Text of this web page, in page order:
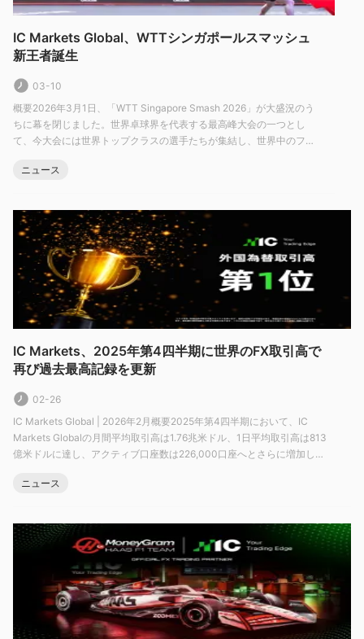
方でRaw プロ口座必要とする最低入金額 $5,000手数料が1ロ
ットあたり1.5ドル 。 Raw Pro+ アカウント , 高出来高トレーダー
向けに設計された、
しおよび料金
デモアカウント
IC Markets グローバルは無料の高度なデモ口座初心者トレー
ダーが練習できる期間で、
リアルプライシングへのアクセス
スプレッドは0.0ピップスから
高速注文実行
MT4、MT5、cTraderプラットフォームで利用可能
ただし、デモ口座は実際の市場を模倣することを目的としていま
すが、シミュレーション環境で機能します。これは、リアルタイ
ムの市場流動性に依存しない、価格遅延が発生する、ライブ口座
では取引できない特定の製品にアクセスできるなど、実際の口座
と比較して大きな違いがあることを意味します。
デモ口座の開設は簡単です:
ステップ 1
る「」ボタン。
ステップ2:
個人情報を入力してください。居住国、名前、メー
ステップ 3:
TradingView
次に、口座通貨と仮想資金を選択してください、
200ドルから5,000,000ドルまで、あなたの希望するレバ
レッジレベル。
ステップ 4: デモ口座にログインして、トレードを開始してくだ
さい。
IC Markets Global、WTTシンガポールスマッシュ
新王者誕生
03-10
概要2026年3月1日、「WTT Singapore Smash 2026」が大盛況のう
ちに幕を閉じました。世界卓球界を代表する最高峰大会の一つとし
て、今大会には世界トップクラスの選手たちが集結し、世界中のファ
莎が大会史上3度目となる優勝を達成し、男子シングルスでは王楚欽
ニュース
IC Markets、2025年第4四半期に世界のFX取引高で
再び過去最高記録を更新
02-26
IC Markets Global | 2026年2月概要2025年第4四半期において、IC
Markets Globalの月間平均取引高は1.76兆米ドル、1日平均取引高は813
億米ドルに達し、アクティブ口座数は226,000口座へとさらに増加しま
して拡大を続けるブランド影響力を背景に、IC Marketsは世界有数のFX
ニュース